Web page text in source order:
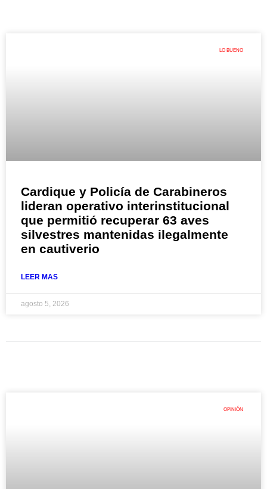
LO BUENO
Cardique y Policía de Carabineros
lideran operativo interinstitucional
que permitió recuperar 63 aves
silvestres mantenidas ilegalmente
en cautiverio
LEER MAS
agosto 5, 2026
OPINIÓN